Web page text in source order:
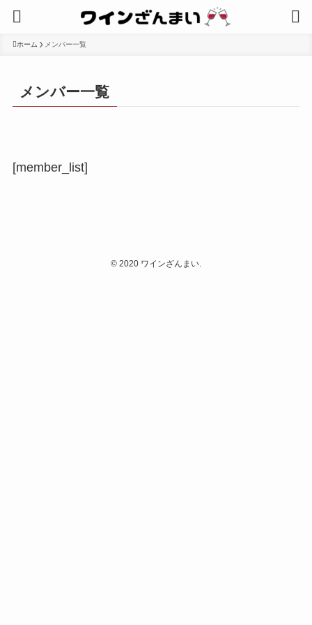
ホーム メンバー一覧
メンバー一覧
[member_list]
© 2020 ワインざんまい.